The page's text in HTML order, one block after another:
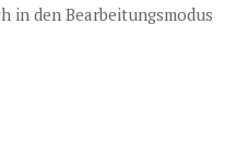
in den Bearbeitungsmodus